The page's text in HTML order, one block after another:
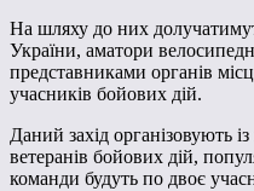
На шляху до них
України, аматори
представниками органів
учасників бойових дій.
Даний захід організовують
ветеранів бойових дій,
команди будуть по двоє